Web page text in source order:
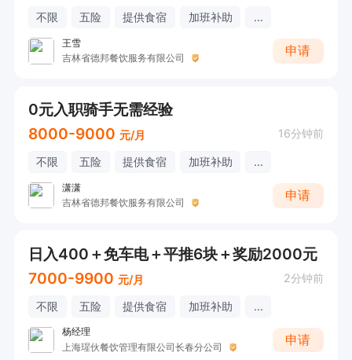
不限 五险 提供食宿 加班补助 ...
王雪
吉林省德邦餐饮服务有限公司
申请
0元入职骑手无需经验
8000-9000 元/月 16分钟前
不限 五险 提供食宿 加班补助 ...
潇潇
吉林省德邦餐饮服务有限公司
申请
日入400＋免车电＋平推6块＋奖励2000元
7000-9900 元/月 2分钟前
不限 五险 提供食宿 加班补助 ...
杨经理
上海瑆伙餐饮管理有限公司长春分公司
申请